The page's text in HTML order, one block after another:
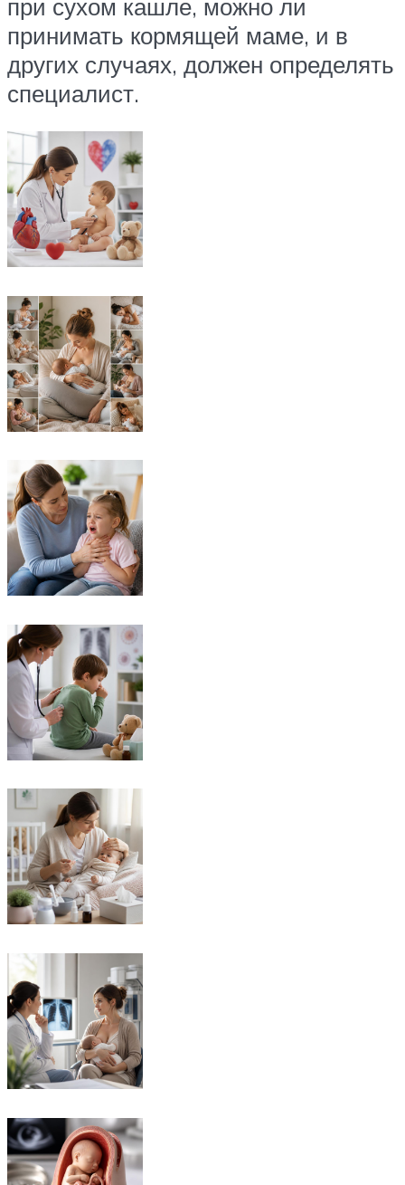
при сухом кашле, можно ли
принимать кормящей маме, и в
других случаях, должен определять
специалист.